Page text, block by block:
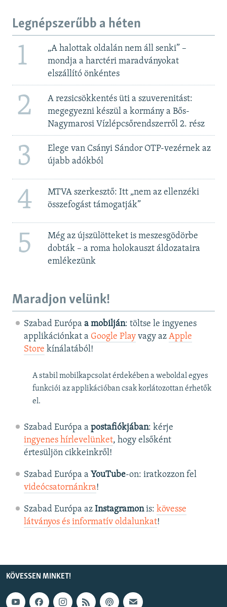
Legnépszerűbb a héten
1
„A halottak oldalán nem áll senki” –
mondja a harctéri maradványokat
elszállító önkéntes
2
A rezsicsökkentés üti a szuverenitást:
megegyezni készül a kormány a Bős-
Nagymarosi Vízlépcsőrendszerről 2. rész
3
Elege van Csányi Sándor OTP-vezérnek az
újabb adókból
4
MTVA szerkesztő: Itt „nem az ellenzéki
összefogást támogatják”
5
Még az újszülötteket is meszesgödörbe
dobták – a roma holokauszt áldozataira
emlékezünk
Maradjon velünk!
Szabad Európa a mobilján: töltse le ingyenes
applikációnkat a Google Playvagy az Apple
Store kínálatából!
A stabil mobilkapcsolat érdekében a weboldal egyes
funkciói az applikációban csak korlátozottan érhetők
el.
Szabad Európa a postafiókjában: kérje
ingyenes hírlevelünket, hogy elsőként
értesüljön cikkeinkről!
Szabad Európa a YouTube-on: iratkozzon fel
videócsatornánkra!
Szabad Európa az Instagramonis: kövesse
látványos és informatív oldalunkat! ​
KÖVESSEN MINKET!